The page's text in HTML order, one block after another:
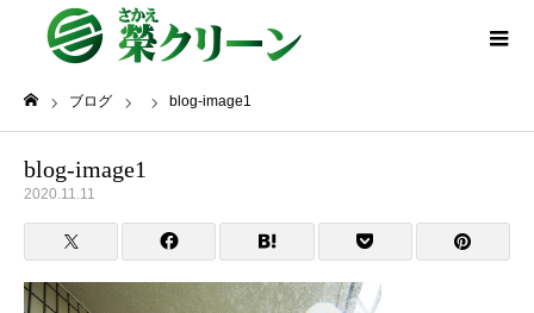
ブログ blog-image1
blog-image1
2020.11.11